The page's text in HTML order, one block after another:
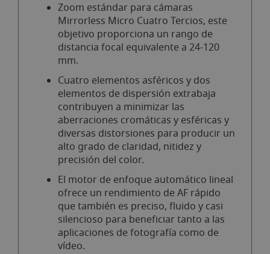
Zoom estándar para cámaras
Mirrorless Micro Cuatro Tercios, este
objetivo proporciona un rango de
distancia focal equivalente a 24-120
mm.
Cuatro elementos asféricos y dos
elementos de dispersión extrabaja
contribuyen a minimizar las
aberraciones cromáticas y esféricas y
diversas distorsiones para producir un
alto grado de claridad, nitidez y
precisión del color.
El motor de enfoque automático lineal
ofrece un rendimiento de AF rápido
que también es preciso, fluido y casi
silencioso para beneficiar tanto a las
aplicaciones de fotografía como de
vídeo.